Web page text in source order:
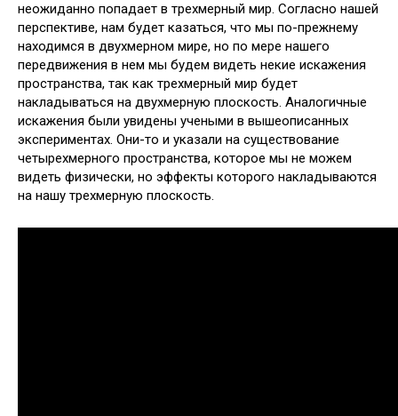
неожиданно попадает в трехмерный мир. Согласно нашей
перспективе, нам будет казаться, что мы по-прежнему
находимся в двухмерном мире, но по мере нашего
передвижения в нем мы будем видеть некие искажения
пространства, так как трехмерный мир будет
накладываться на двухмерную плоскость. Аналогичные
искажения были увидены учеными в вышеописанных
экспериментах. Они-то и указали на существование
четырехмерного пространства, которое мы не можем
видеть физически, но эффекты которого накладываются
на нашу трехмерную плоскость.